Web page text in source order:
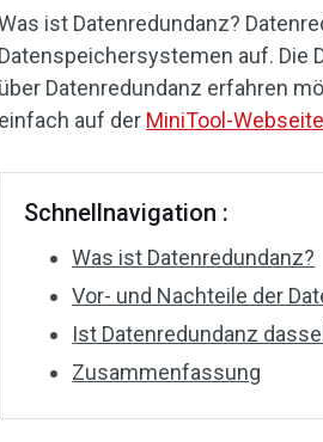
ist Datenredundanz?
Datenspeichersystemen auf. Die
über Datenredundanz erfahren
einfach auf der MiniTool-Webseite
Schnellnavigation :
Was ist Datenredundanz?
Vor- und Nachteile der
Ist Datenredundanz
Zusammenfassung